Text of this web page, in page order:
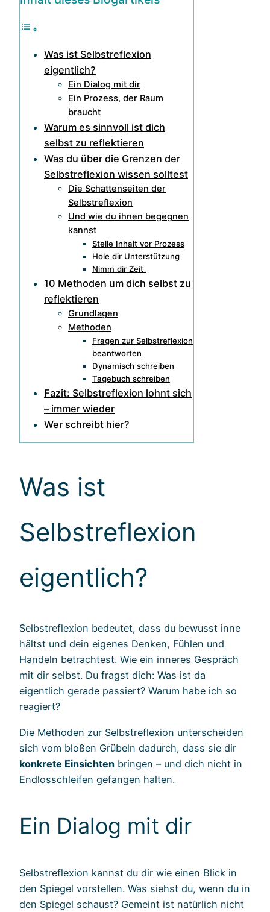
Was ist Selbstreflexion
eigentlich?
Ein Dialog mit dir
Ein Prozess, der Raum
braucht
Warum es sinnvoll ist dich
selbst zu reflektieren
Was du über die Grenzen der
Selbstreflexion wissen solltest
Die Schattenseiten der
Selbstreflexion
Und wie du ihnen begegnen
kannst
Stelle Inhalt vor Prozess
Hole dir Unterstützung
Nimm dir Zeit
10 Methoden um dich selbst zu
reflektieren
Grundlagen
Methoden
Fragen zur Selbstreflexion
beantworten
Dynamisch schreiben
Tagebuch schreiben
Fazit: Selbstreflexion lohnt sich
– immer wieder
Wer schreibt hier?
Was ist
Selbstreflexion
eigentlich?
Selbstreflexion bedeutet, dass du bewusst inne
hältst und dein eigenes Denken, Fühlen und
Handeln betrachtest. Wie ein inneres Gespräch
mit dir selbst. Du fragst dich: Was ist da
eigentlich gerade passiert? Warum habe ich so
reagiert?
Die Methoden zur Selbstreflexion unterscheiden
sich vom bloßen Grübeln dadurch, dass sie dir
konkrete Einsichten bringen – und dich nicht in
Endlosschleifen gefangen halten.
Ein Dialog mit dir
Selbstreflexion kannst du dir wie einen Blick in
den Spiegel vorstellen. Was siehst du, wenn du in
den Spiegel schaust? Gemeint ist natürlich nicht